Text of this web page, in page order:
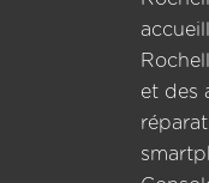
et des